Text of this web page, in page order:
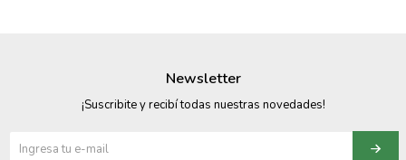
Newsletter
¡Suscribite y recibí todas nuestras novedades!